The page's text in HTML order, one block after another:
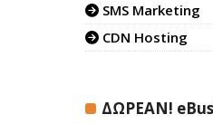
SMS Marketing
CDN Hosting
ΔΩΡΕΑΝ!